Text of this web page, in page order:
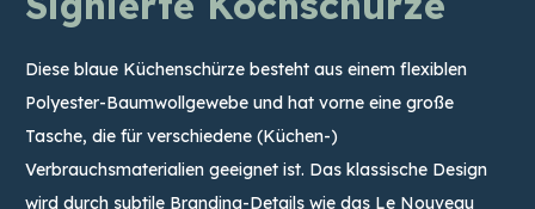
Diese blaue Küchenschürze besteht aus einem flexiblen
Polyester-Baumwollgewebe und hat vorne eine große
Tasche, die für verschiedene (Küchen-)
Verbrauchsmaterialien geeignet ist. Das klassische Design
wird durch subtile Branding-Details wie das Le Nouveau